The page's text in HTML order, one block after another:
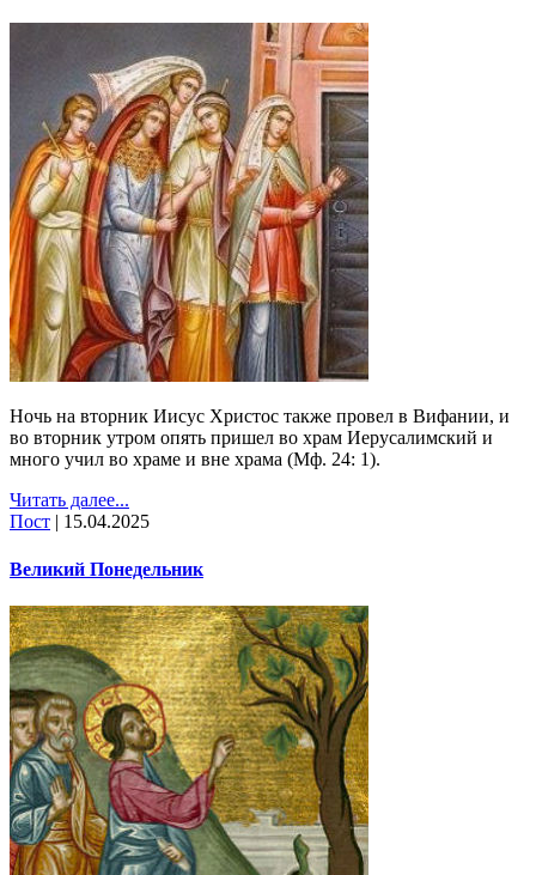
Ночь на вторник Иисус Христос также провел в Вифании, и
во вторник утром опять пришел во храм Иерусалимский и
много учил во храме и вне храма (Мф. 24: 1).
Читать далее...
Пост | 15.04.2025
Великий Понедельник